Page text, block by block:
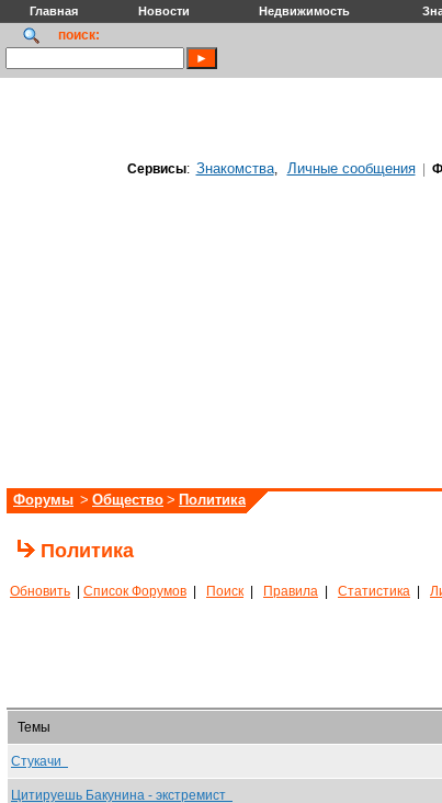
Главная Новости Недвижимость
поиск:
Сервисы: Знакомства, Личные сообщения|
Форумы > Общество > Политика
Политика
Обновить Список Форумов Поиск Правила Статистика
Темы
Стукачи
Цитируешь Бакунина - экстремист